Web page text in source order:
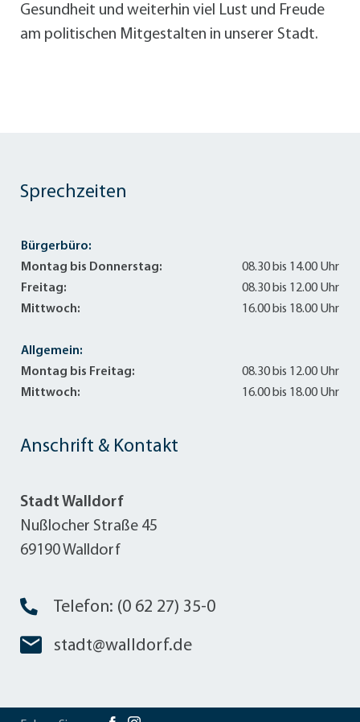
Gesundheit und weiterhin viel Lust und Freude
am politischen Mitgestalten in unserer Stadt.
Anschrift & Kontakt
Stadt Walldorf
Nußlocher Straße 45
69190 Walldorf
Telefon: (0 62 27) 35-0
stadt@walldorf.de
Sprechzeiten
Bürgerbüro:
Montag bis Donnerstag:
08.30 bis 14.00 Uhr
Freitag:
08.30 bis 12.00 Uhr
Mittwoch:
16.00 bis 18.00 Uhr
Allgemein:
Montag bis Freitag:
08.30 bis 12.00 Uhr
Mittwoch:
16.00 bis 18.00 Uhr